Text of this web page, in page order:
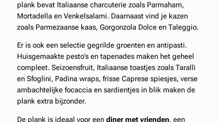
plank bevat Italiaanse charcuterie zoals Parmaham,
Mortadella en Venkelsalami. Daarnaast vind je kazen
zoals Parmezaanse kaas, Gorgonzola Dolce en Taleggio.
Er is ook een selectie gegrilde groenten en antipasti.
Huisgemaakte pesto’s en tapenades maken het geheel
compleet. Seizoensfruit, Italiaanse toastjes zoals Taralli
en Sfoglini, Padina wraps, frisse Caprese spiesjes, verse
ambachtelijke focaccia en sardientjes in blik maken de
plank extra bijzonder.
De plank is ideaal voor een diner met vrienden, een